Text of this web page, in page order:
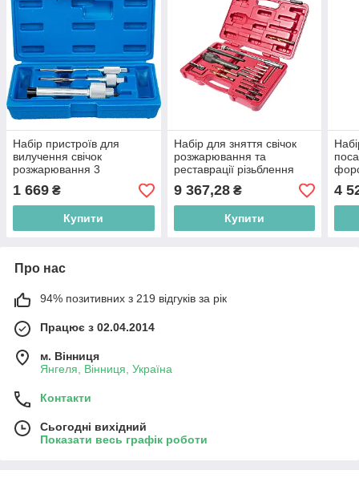
Набір пристроїв для
вилучення свічок
розжарювання 3
предмети, в кейсі
ROCKFORCE RF-903G16
1 669 ₴
Купити
Набір для зняття свічок
розжарювання та
реставрації різьблення
9 367,28₴
Купити
4
Про нас
94% позитивних з 219 відгуків за рік
Працює з 02.04.2014
м. Вінниця
Янгеля, Вінниця, Україна
Контакти
Сьогодні вихідний
Показати весь графік роботи